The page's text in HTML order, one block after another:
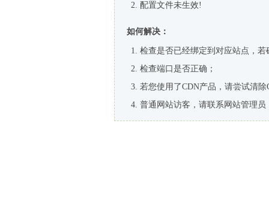
配置文件未生效!
如何解决：
检查是否已经绑定到对应站点，
检查端口是否正确；
若您使用了CDN产品，请尝试清除
普通网站访客，请联系网站管理员